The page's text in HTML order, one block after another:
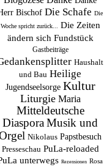
Bischof Die Schafe Die
Woche spricht zurück...
Die Zeiten
ändern sich Fundstück
Gastbeiträge
Haushalt
und Bau Heilige
Jugendseelsorge Kultur
Liturgie Maria
Mitteldeutsche
Diaspora Musik und
Nikolaus Papstbesuch
Presseschau PuLa-reloaded
unterwegs Rezensionen Rosa